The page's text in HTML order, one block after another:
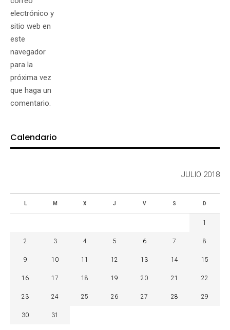
electrónico y
sitio web en
este
navegador
para la
próxima vez
que haga un
comentario.
Calendario
JULIO 2018
L M X J V S D
1
2 3 4 5 6 7 8
9 10 11 12 13 14 15
16 17 18 19 20 21 22
23 24 25 26 27 28 29
30 31